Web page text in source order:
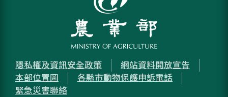
隱私權及資訊安全政策
網站資料開放宣告
本部位置圖
各縣市動物保護申訴電話
緊急災害聯絡